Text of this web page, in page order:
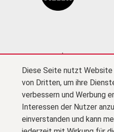
Diese Seite nutzt
von Dritten, um ihre
verbessern und Werbung
Interessen der Nutzer
einverstanden und kann
Impressum
Cookie-Einstellungen
Presse
© Kultursekretariat NRW